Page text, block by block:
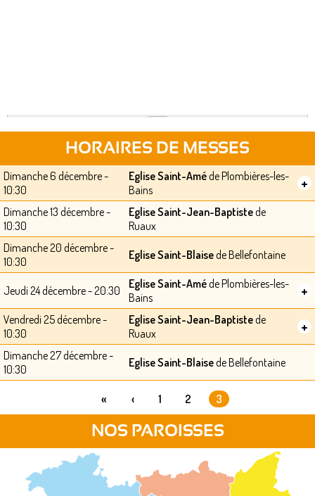
HORAIRES DE MESSES
Dimanche 6 décembre -
10:30
Eglise Saint-Améde Plombières-les-
Bains
+
Dimanche 13 décembre -
10:30
Eglise Saint-Jean-Baptistede
Ruaux
Dimanche 20 décembre -
10:30
Eglise Saint-Blaisede Bellefontaine
Jeudi 24 décembre - 20:30 Eglise Saint-Améde Plombières-les-
Bains
+
Vendredi 25 décembre -
10:30
Eglise Saint-Jean-Baptistede
Ruaux
+
Dimanche 27 décembre -
10:30
Eglise Saint-Blaisede Bellefontaine
« ‹ 1 2 3
NOS PAROISSES